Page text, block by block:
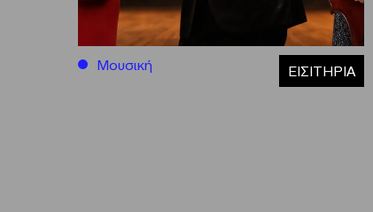
Μουσική ΕΙΣΙΤΗΡΙΑ